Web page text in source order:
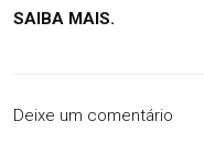
SAIBA MAIS.
Deixe um comentário